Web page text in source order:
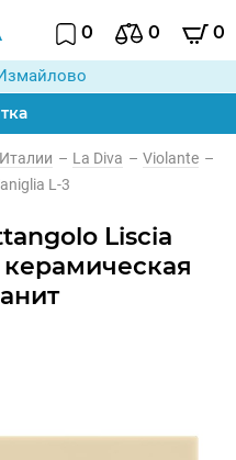
0 0 0
– La Diva – Violante –
L-3
Liscia